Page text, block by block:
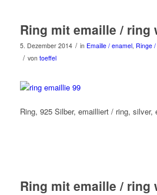
Ring mit emaille / ring
5. Dezember 2014 / in Emaille / enamel, Ringe
/ von toeffel
Ring, 925 Silber, emailliert / ring, silver,
Ring mit emaille / ring